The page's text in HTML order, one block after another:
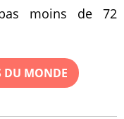
moins de 72
DU MONDE